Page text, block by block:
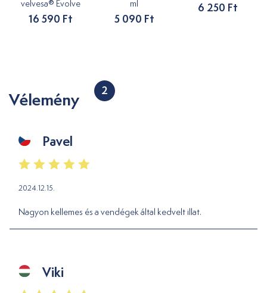
velvesa® Evolve
16 590 Ft
ml
5 090 Ft
6 250 Ft
Vélemény 2
Pavel
2024.12.15.
Nagyon kellemes és a vendégek által kedvelt illat.
Viki